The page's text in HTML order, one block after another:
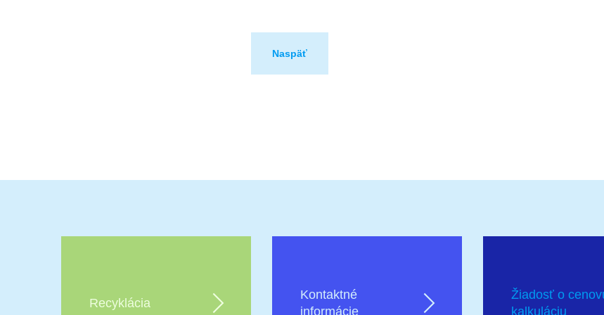
Naspäť
Recyklácia
Kontaktné
informácie
Žiadosť o
kalkuláciu